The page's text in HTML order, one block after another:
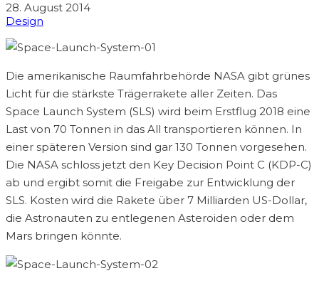
28. August 2014
Design
Die amerikanische Raumfahrbehörde NASA gibt grünes
Licht für die stärkste Trägerrakete aller Zeiten. Das
Space Launch System (SLS) wird beim Erstflug 2018 eine
Last von 70 Tonnen in das All transportieren können. In
einer späteren Version sind gar 130 Tonnen vorgesehen.
Die NASA schloss jetzt den Key Decision Point C (KDP-C)
ab und ergibt somit die Freigabe zur Entwicklung der
SLS. Kosten wird die Rakete über 7 Milliarden US-Dollar,
die Astronauten zu entlegenen Asteroiden oder dem
Mars bringen könnte.